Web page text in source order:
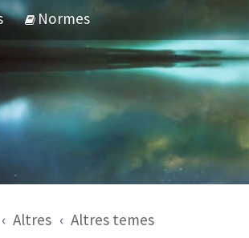
Normes
Altres Altres temes